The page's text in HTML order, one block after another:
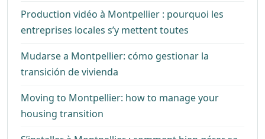
Production vidéo à Montpellier : pourquoi les
entreprises locales s’y mettent toutes
Mudarse a Montpellier: cómo gestionar la
transición de vivienda
Moving to Montpellier: how to manage your
housing transition